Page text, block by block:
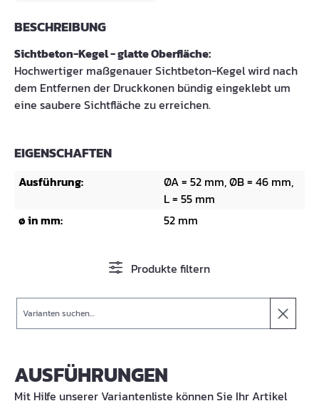
BESCHREIBUNG
Sichtbeton-Kegel - glatte Oberfläche:
Hochwertiger maßgenauer Sichtbeton-Kegel wird nach
dem Entfernen der Druckkonen bündig eingeklebt um
eine saubere Sichtfläche zu erreichen.
EIGENSCHAFTEN
Ausführung:
ØA = 52 mm, ØB = 46 mm,
L = 55 mm
ø in mm:
52 mm
Produkte filtern
AUSFÜHRUNGEN
Mit Hilfe unserer Variantenliste können Sie Ihr Artikel